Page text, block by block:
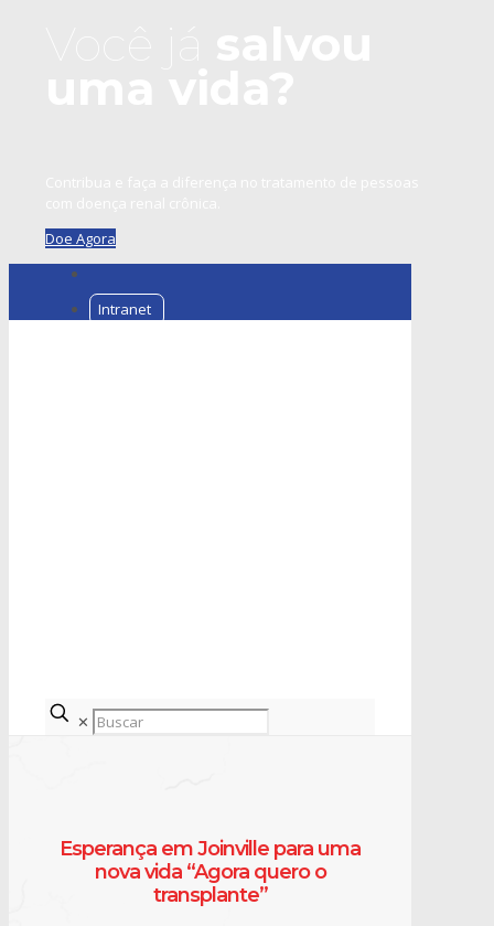
Doe Agora
Intranet
✕
Esperança em Joinville para uma
nova vida “Agora quero o
transplante”